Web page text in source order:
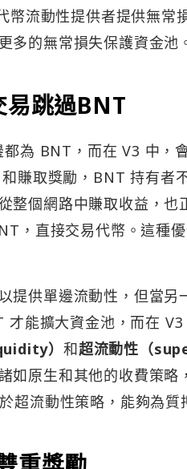
幣流動性提供者提供無
多的無常損失保護資金池
跳過BNT
為 BNT，而在 V3 中，
賺取獎勵，BNT 持有者
整個網路中賺取收益，也
，直接交易代幣。這種
提供單邊流動性，但當
能擴大資金池，而在
）和超流動性（
如原生和其他的收費策略
超流動性策略，能夠為質